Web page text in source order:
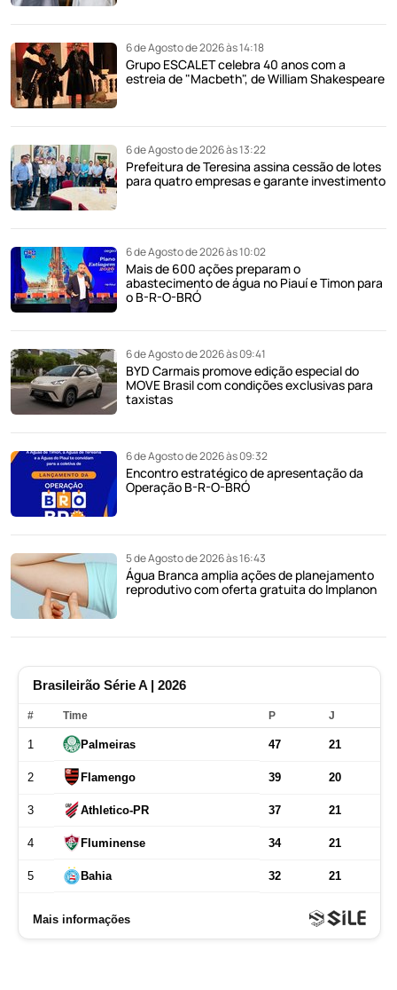
6 de Agosto de 2026 às 14:18
Grupo ESCALET celebra 40 anos com a
estreia de "Macbeth", de William Shakespeare
6 de Agosto de 2026 às 13:22
Prefeitura de Teresina assina cessão de lotes
para quatro empresas e garante investimento
6 de Agosto de 2026 às 10:02
Mais de 600 ações preparam o
abastecimento de água no Piauí e Timon para
o B-R-O-BRÓ
6 de Agosto de 2026 às 09:41
BYD Carmais promove edição especial do
MOVE Brasil com condições exclusivas para
taxistas
6 de Agosto de 2026 às 09:32
Encontro estratégico de apresentação da
Operação B-R-O-BRÓ
5 de Agosto de 2026 às 16:43
Água Branca amplia ações de planejamento
reprodutivo com oferta gratuita do Implanon